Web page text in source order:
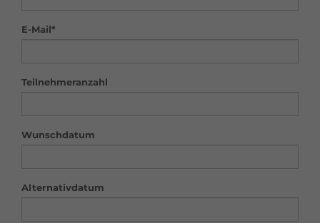
E-Mail*
Teilnehmeranzahl
Wunschdatum
Alternativdatum